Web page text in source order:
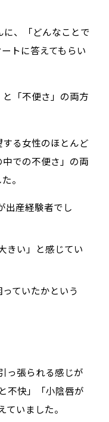
、「どんなことで
トに答えてもらい
「不便さ」の両方
る女性のほとんど
中での不便さ」の両
。
出産経験者でし
きい」と感じてい
ていたかという
っ張られる感じが
不快」「小陰唇が
ていました。